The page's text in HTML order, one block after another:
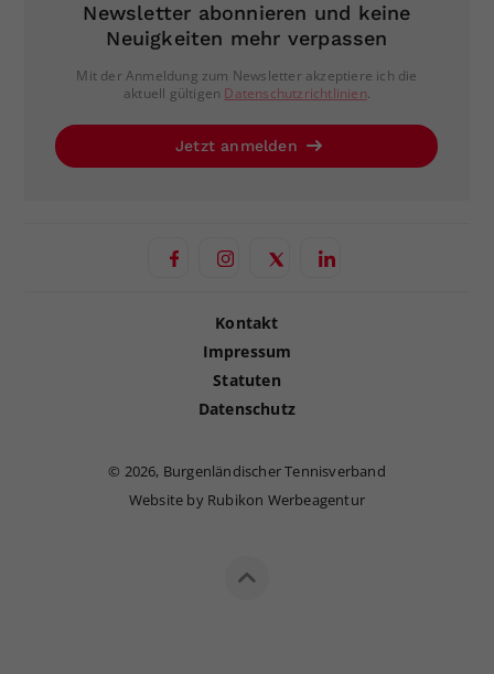
Newsletter abonnieren und keine
Neuigkeiten mehr verpassen
Mit der Anmeldung zum Newsletter akzeptiere ich die
aktuell gültigen Datenschutzrichtlinien.
Jetzt anmelden
Kontakt
Impressum
Statuten
Datenschutz
© 2026, Burgenländischer Tennisverband
Website by Rubikon Werbeagentur